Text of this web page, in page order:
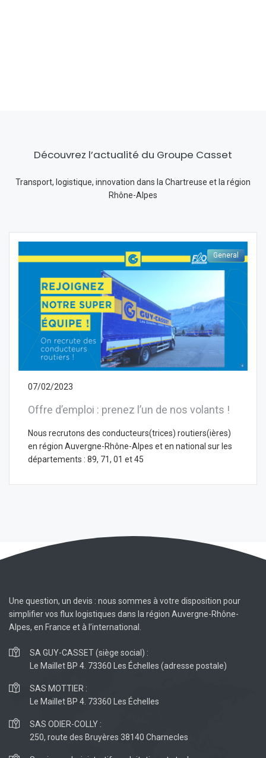
Découvrez l’actualité du Groupe Casset
Transport, logistique, innovation dans la Chartreuse et la région
Rhône-Alpes
General
07/02/2023
Offre d’emploi : prenez l’un de nos volants !
Nous recrutons des conducteurs(trices) routiers(ières)
en région Auvergne-Rhône-Alpes et en national sur les
départements : 89, 71, 01 et 45
Une question, un devis : nous sommes à votre disposition pour
simplifier vos flux logistiques dans la région Auvergne-Rhône-
Alpes, en France et à l’international.
SA GUY-CASSET (siège social) :
Le Maillet BP 4. 73360 Les Échelles (adresse postale)
SAS MOTTIER :
Le Maillet BP 4. 73360 Les Échelles
SAS ODIER-COLLY :
250, route des Bruyères 38140 Charnecles